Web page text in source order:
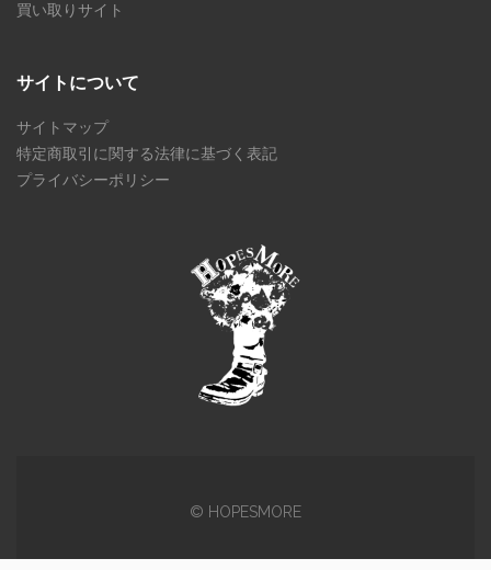
買い取りサイト
サイトについて
サイトマップ
特定商取引に関する法律に基づく表記
プライバシーポリシー
© HOPESMORE